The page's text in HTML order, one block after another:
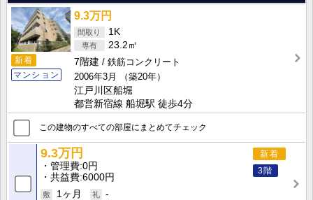
新着
マンション
9.3万円
1K
23.2㎡
7階建
鉄筋コンクリート
2006年3月
（築20年）
江戸川区船堀
都営新宿線 船堀駅 徒歩4分
この建物のすべての部屋にまとめてチェック
新着
3階
9.3万円
管理費 0円
共益費 6000円
1ヶ月
-